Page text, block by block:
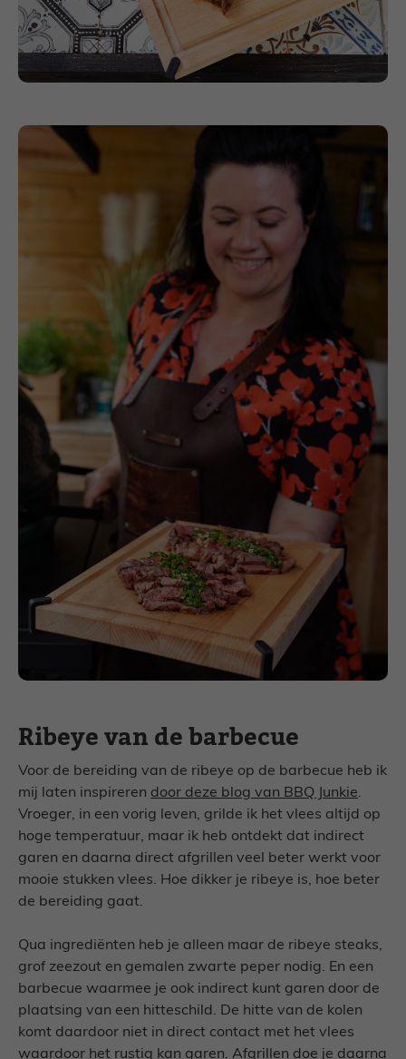
Ribeye van de barbecue
Voor de bereiding van de ribeye op de barbecue heb ik
mij laten inspireren door deze blog van BBQ Junkie.
Vroeger, in een vorig leven, grilde ik het vlees altijd op
hoge temperatuur, maar ik heb ontdekt dat indirect
garen en daarna direct afgrillen veel beter werkt voor
mooie stukken vlees. Hoe dikker je ribeye is, hoe beter
de bereiding gaat.
Qua ingrediënten heb je alleen maar de ribeye steaks,
grof zeezout en gemalen zwarte peper nodig. En een
barbecue waarmee je ook indirect kunt garen door de
plaatsing van een hitteschild. De hitte van de kolen
komt daardoor niet in direct contact met het vlees
waardoor het rustig kan garen. Afgrillen doe je daarna